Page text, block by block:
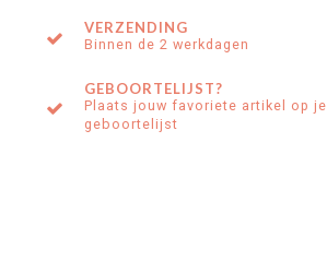
VERZENDING
Binnen de 2 werkdagen
GEBOORTELIJST?
Plaats jouw favoriete artikel op je
geboortelijst